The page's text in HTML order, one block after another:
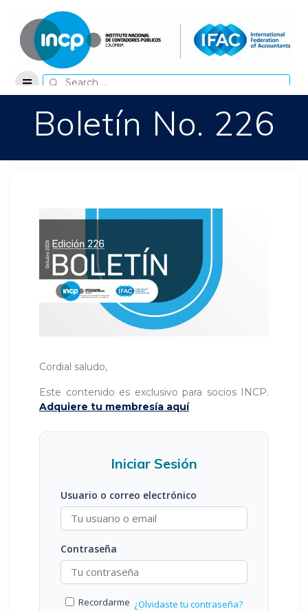
content
Search
for:
Boletín No. 226
Cordial saludo,
Este contenido es exclusivo para socios INCP.
Adquiere tu membresía aquí
Iniciar Sesión
Usuario o correo electrónico
Contraseña
Recordarme ¿Olvidaste tu contraseña?